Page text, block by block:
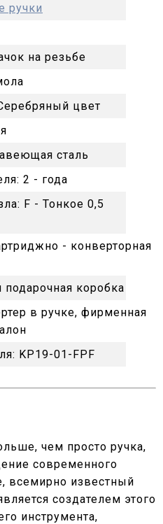
ручки
на резьбе
цвет
сталь
2 - года
F - Тонкое 0,5
- конверторная
коробка
в ручке, фирменная
KP19-01-FPF
чем просто ручка,
современного
всемирно известный
создателем этого
инструмента,